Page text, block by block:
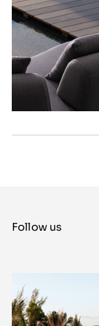
Follow us